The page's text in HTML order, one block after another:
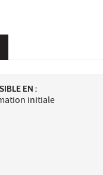
EN :
initiale